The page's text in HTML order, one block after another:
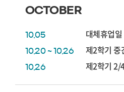
OCTOBER
10.05 대체휴업일
10.20 ~ 10.26 제2학기 중
10.26 제2학기 2/